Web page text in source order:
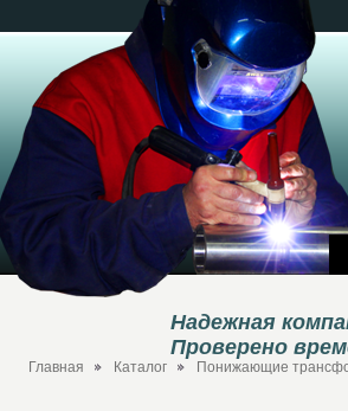
Надежная
Проверено
Главная Каталог Понижающие